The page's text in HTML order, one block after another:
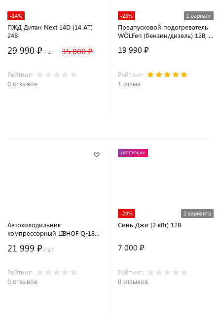
-14%
ПЖД Дитан Next 14D (14 АТ)
24В
29 990 ₽ / шт 35 000 ₽
Рейтинг:
0 отзывов
-23% 1 вариант
Предпусковой подогреватель
WÖLFen (бензин/дизель) 12В, 5
19 990 ₽
Рейтинг:
1 отзыв
Автохолодильник
компрессорный LIBHOF Q-18
21 999 ₽ / шт
Рейтинг:
0 отзывов
ХИТ ПРОДАЖ
-29% 2 варианта
Синь Джи (2 кВт) 12В
7 000 ₽
Рейтинг:
0 отзывов